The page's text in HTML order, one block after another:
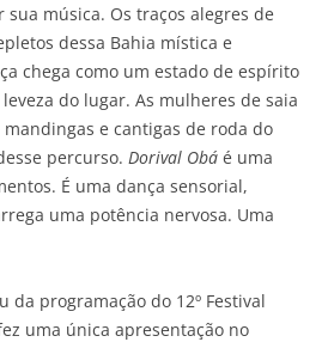
música. Os traços alegres de
dessa Bahia mística e
chega como um estado de espírito
do lugar. As mulheres de saia
e cantigas de roda do
percurso. Dorival Obá é uma
É uma dança sensorial,
uma potência nervosa. Uma
da programação do 12º Festival
uma única apresentação no